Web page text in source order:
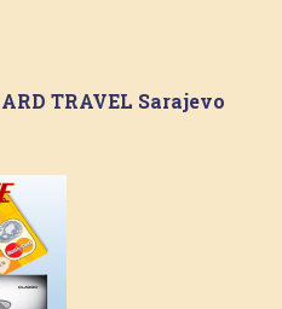
TRAVEL Sarajevo